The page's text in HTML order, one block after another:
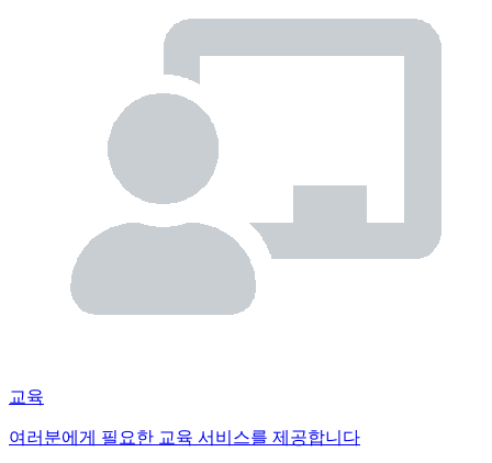
교육
여러분에게 필요한 교육 서비스를 제공합니다